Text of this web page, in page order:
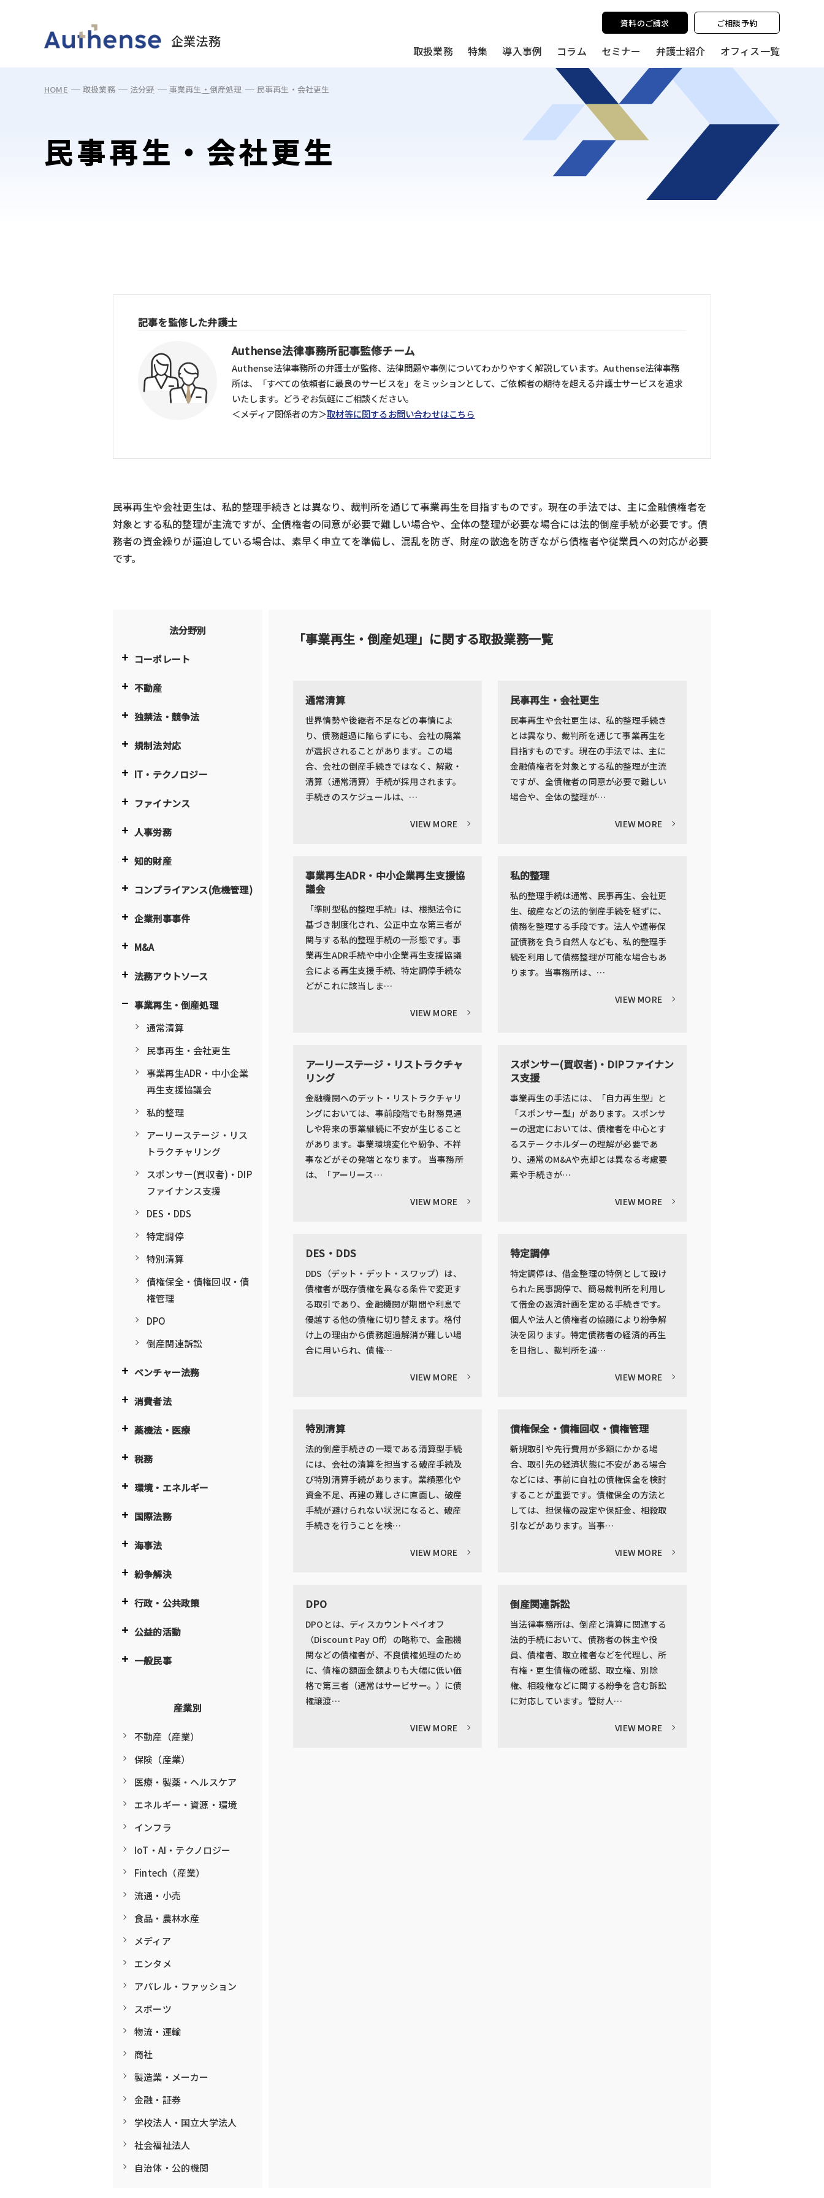
企業法務
取扱業務 特集 導入事例 コラム セミナー 弁護士紹介 オフィス一覧
資料のご請求 ご相談予約
HOME 取扱業務 法分野 事業再生・倒産処理 民事再生・会社更生
民事再生・会社更生
記事を監修した弁護士
Authense法律事務所記事監修チーム
Authense法律事務所の弁護士が監修、法律問題や事例についてわかりやすく解説しています。Authense法律事務
所は、「すべての依頼者に最良のサービスを」をミッションとして、ご依頼者の期待を超える弁護士サービスを追求
いたします。どうぞお気軽にご相談ください。
＜メディア関係者の方＞取材等に関するお問い合わせはこちら
民事再生や会社更生は、私的整理手続きとは異なり、裁判所を通じて事業再生を目指すものです。現在の手法では、主に金融債権者を
対象とする私的整理が主流ですが、全債権者の同意が必要で難しい場合や、全体の整理が必要な場合には法的倒産手続が必要です。債
務者の資金繰りが逼迫している場合は、素早く申立てを準備し、混乱を防ぎ、財産の散逸を防ぎながら債権者や従業員への対応が必要
です。
法分野別
コーポレート
不動産
独禁法・競争法
規制法対応
IT・テクノロジー
ファイナンス
人事労務
知的財産
コンプライアンス(危機管理)
企業刑事事件
M&A
法務アウトソース
事業再生・倒産処理
通常清算
民事再生・会社更生
事業再生ADR・中小企業
再生支援協議会
私的整理
アーリーステージ・リス
トラクチャリング
スポンサー(買収者)・DIP
ファイナンス支援
DES・DDS
特定調停
特別清算
債権保全・債権回収・債
権管理
DPO
倒産関連訴訟
ベンチャー法務
消費者法
薬機法・医療
税務
環境・エネルギー
国際法務
海事法
紛争解決
行政・公共政策
公益的活動
一般民事
産業別
不動産（産業）
保険（産業）
医療・製薬・ヘルスケア
エネルギー・資源・環境
インフラ
IoT・AI・テクノロジー
Fintech（産業）
流通・小売
食品・農林水産
メディア
エンタメ
アパレル・ファッション
スポーツ
物流・運輸
商社
製造業・メーカー
金融・証券
学校法人・国立大学法人
社会福祉法人
自治体・公的機関
「事業再生・倒産処理」に関する取扱業務一覧
通常清算
世界情勢や後継者不足などの事情によ
り、債務超過に陥らずにも、会社の廃業
が選択されることがあります。この場
合、会社の倒産手続きではなく、解散・
清算（通常清算）手続が採用されます。
手続きのスケジュールは、…
VIEW MORE
民事再生・会社更生
民事再生や会社更生は、私的整理手続き
とは異なり、裁判所を通じて事業再生を
目指すものです。現在の手法では、主に
金融債権者を対象とする私的整理が主流
ですが、全債権者の同意が必要で難しい
場合や、全体の整理が…
VIEW MORE
事業再生ADR・中小企業再生支援協
議会
「準則型私的整理手続」は、根拠法令に
基づき制度化され、公正中立な第三者が
関与する私的整理手続の一形態です。事
業再生ADR手続や中小企業再生支援協議
会による再生支援手続、特定調停手続な
どがこれに該当しま…
VIEW MORE
私的整理
私的整理手続は通常、民事再生、会社更
生、破産などの法的倒産手続を経ずに、
債務を整理する手段です。法人や連帯保
証債務を負う自然人なども、私的整理手
続を利用して債務整理が可能な場合もあ
ります。当事務所は、…
VIEW MORE
アーリーステージ・リストラクチャ
リング
金融機関へのデット・リストラクチャリ
ングにおいては、事前段階でも財務見通
しや将来の事業継続に不安が生じること
があります。事業環境変化や紛争、不祥
事などがその発端となります。 当事務所
は、「アーリース…
VIEW MORE
スポンサー(買収者)・DIPファイナン
ス支援
事業再生の手法には、「自力再生型」と
「スポンサー型」があります。スポンサ
ーの選定においては、債権者を中心とす
るステークホルダーの理解が必要であ
り、通常のM&Aや売却とは異なる考慮要
素や手続きが…
VIEW MORE
DES・DDS
DDS（デット・デット・スワップ）は、
債権者が既存債権を異なる条件で変更す
る取引であり、金融機関が期間や利息で
優越する他の債権に切り替えます。格付
け上の理由から債務超過解消が難しい場
合に用いられ、債権…
VIEW MORE
特定調停
特定調停は、借金整理の特例として設け
られた民事調停で、簡易裁判所を利用し
て借金の返済計画を定める手続きです。
個人や法人と債権者の協議により紛争解
決を図ります。特定債務者の経済的再生
を目指し、裁判所を通…
VIEW MORE
特別清算
法的倒産手続きの一環である清算型手続
には、会社の清算を担当する破産手続及
び特別清算手続があります。業績悪化や
資金不足、再建の難しさに直面し、破産
手続が避けられない状況になると、破産
手続きを行うことを検…
VIEW MORE
債権保全・債権回収・債権管理
新規取引や先行費用が多額にかかる場
合、取引先の経済状態に不安がある場合
などには、事前に自社の債権保全を検討
することが重要です。債権保全の方法と
しては、担保権の設定や保証金、相殺取
引などがあります。当事…
VIEW MORE
DPO
DPOとは、ディスカウントペイオフ
（Discount Pay Off）の略称で、金融機
関などの債権者が、不良債権処理のため
に、債権の額面金額よりも大幅に低い価
格で第三者（通常はサービサー。）に債
権譲渡…
VIEW MORE
倒産関連訴訟
当法律事務所は、倒産と清算に関連する
法的手続において、債務者の株主や役
員、債権者、取立権者などを代理し、所
有権・更生債権の確認、取立権、別除
権、相殺権などに関する紛争を含む訴訟
に対応しています。管財人…
VIEW MORE
May we use cookies to track your activities? We take your privacy very seriously. Please see our privacy policy for details and any questions.YesNo